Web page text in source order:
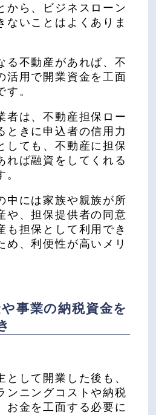
から、ビジネスローン
ないことはよくありま
る不動産があれば、不
活用で開業資金を工面
。
者は、不動産担保ロー
ときに申込者の信用力
しても、不動産に担保
れば融資をしてくれる
中には家族や親族が所
や、担保提供者の同意
も担保として利用でき
め、利便性が高いメリ
や事業の納税資金を
として開業した後も、
ンニングコストや納税
お金を工面する必要に